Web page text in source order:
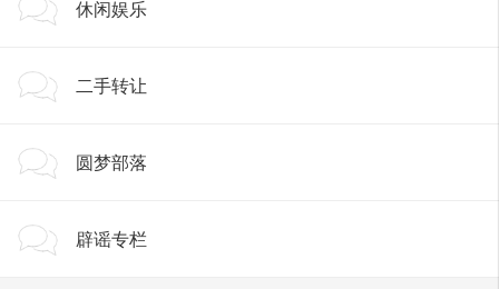
休闲娱乐
二手转让
圆梦部落
辟谣专栏